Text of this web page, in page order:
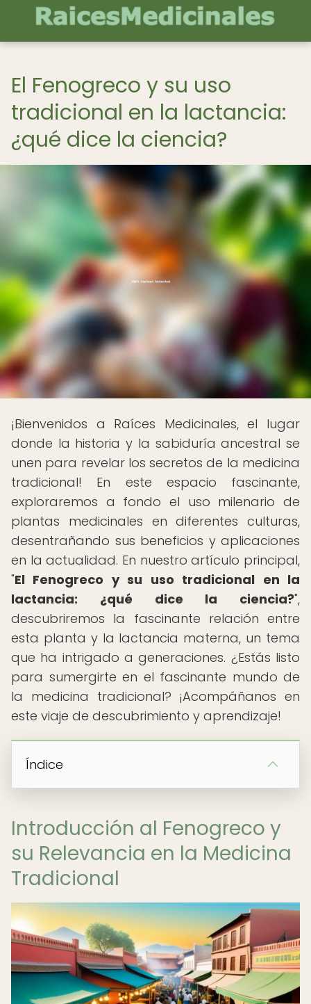
El Fenogreco y su uso
tradicional en la lactancia:
¿qué dice la ciencia?
¡Bienvenidos a Raíces Medicinales, el lugar
donde la historia y la sabiduría ancestral se
unen para revelar los secretos de la medicina
tradicional! En este espacio fascinante,
exploraremos a fondo el uso milenario de
plantas medicinales en diferentes culturas,
desentrañando sus beneficios y aplicaciones
en la actualidad. En nuestro artículo principal,
"El Fenogreco y su uso tradicional en la
lactancia: ¿qué dice la ciencia?",
descubriremos la fascinante relación entre
esta planta y la lactancia materna, un tema
que ha intrigado a generaciones. ¿Estás listo
para sumergirte en el fascinante mundo de
la medicina tradicional? ¡Acompáñanos en
este viaje de descubrimiento y aprendizaje!
Índice
Introducción al Fenogreco y
su Relevancia en la Medicina
Tradicional